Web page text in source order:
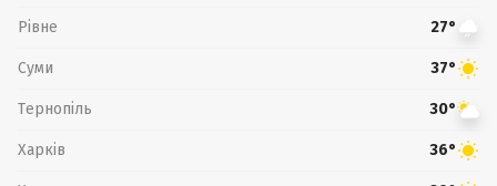
Рівне 27°
Суми 37°
Тернопіль 30°
Харків 36°